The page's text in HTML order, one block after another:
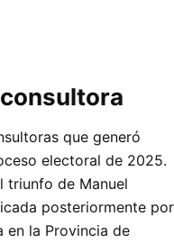
que generó
electoral de 2025.
triunfo de Manuel
posteriormente por
la Provincia de